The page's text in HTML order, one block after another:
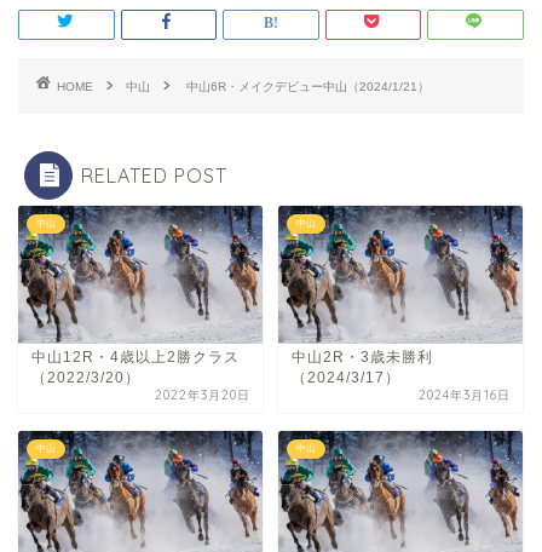
HOME 中山 中山6R・メイクデビュー中山（2024/1/21）
RELATED POST
中山
中山12R・4歳以上2勝クラス
（2022/3/20）
2022年3月20日
中山
中山2R・3歳未勝利
（2024/3/17）
2024年3月16日
中山 中山